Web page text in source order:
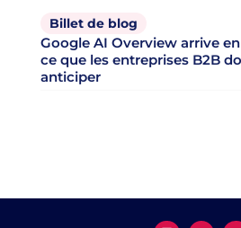
Billet de blog
Google AI Overview arrive
ce que les entreprises B2B
anticiper